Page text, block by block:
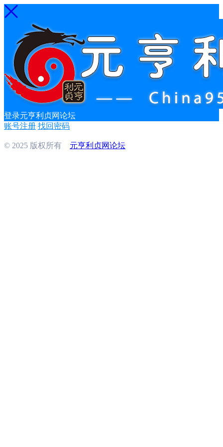
登录元亨利贞网论坛
账号注册 找回密码
© 2025 版权所有 元亨利贞网论坛